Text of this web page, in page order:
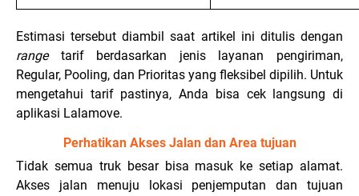
Estimasi tersebut diambil saat artikel ini ditulis dengan
range tarif berdasarkan jenis layanan pengiriman,
Regular, Pooling, dan Prioritas yang fleksibel dipilih. Untuk
mengetahui tarif pastinya, Anda bisa cek langsung di
aplikasi Lalamove.
Perhatikan Akses Jalan dan Area tujuan
Tidak semua truk besar bisa masuk ke setiap alamat.
Akses jalan menuju lokasi penjemputan dan tujuan